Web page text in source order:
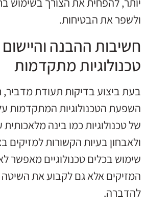
ולשפר את הבטיחות.
חשיבות ההבנה
טכנולוגיות מתקדמות
בעת ביצוע בדיקות תעודת
השפעת הטכנולוגיות המתקדמות
של טכנולוגיות כמו בינה מלאכותית
ולאבחון בעיות הקשורות למזיקים
שימוש בכלים טכנולוגיים מאפשר
המזיקים אלא גם לקבוע את השיטה
להדברה.